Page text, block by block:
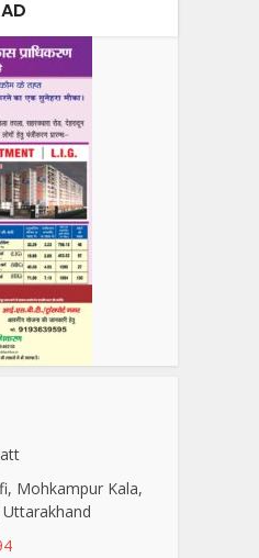
AD
Mohkampur Kala,